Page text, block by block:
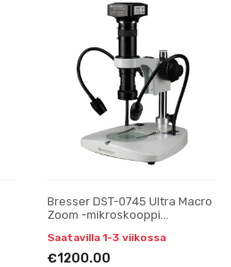
Bresser DST-0745 Ultra Macro
Zoom -mikroskooppi
Saatavilla 1-3 viikossa
€1200.00